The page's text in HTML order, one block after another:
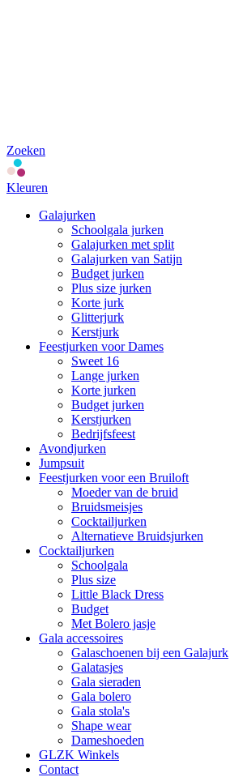
Zoeken
Kleuren
Galajurken
Schoolgala jurken
Galajurken met split
Galajurken van Satijn
Budget jurken
Plus size jurken
Korte jurk
Glitterjurk
Kerstjurk
Feestjurken voor Dames
Sweet 16
Lange jurken
Korte jurken
Budget jurken
Kerstjurken
Bedrijfsfeest
Avondjurken
Jumpsuit
Feestjurken voor een Bruiloft
Moeder van de bruid
Bruidsmeisjes
Cocktailjurken
Alternatieve Bruidsjurken
Cocktailjurken
Schoolgala
Plus size
Little Black Dress
Budget
Met Bolero jasje
Gala accessoires
Galaschoenen bij een Galajurk
Galatasjes
Gala sieraden
Gala bolero
Gala stola's
Shape wear
Dameshoeden
GLZK Winkels
Contact